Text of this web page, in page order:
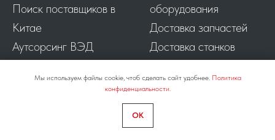
Поиск поставщиков в
Китае
Аутсорсинг ВЭД
Выкуп с 1688.COM
оборудования
Доставка запчастей
Доставка станков
Мы используем файлы cookie, чтоб сделать сайт удобнее. Политика
конфиденциальности.
OK